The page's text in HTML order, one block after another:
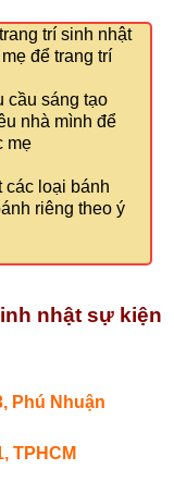
trí sinh nhật
để trang trí
cầu sáng tạo
nhà mình để
mẹ
các loại bánh
riêng theo ý
nhật sự kiện
Phú Nhuận
TPHCM